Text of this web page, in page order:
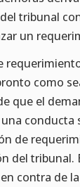
tribunal
un
como
que el
conducta
de
del tribunal.
contra de